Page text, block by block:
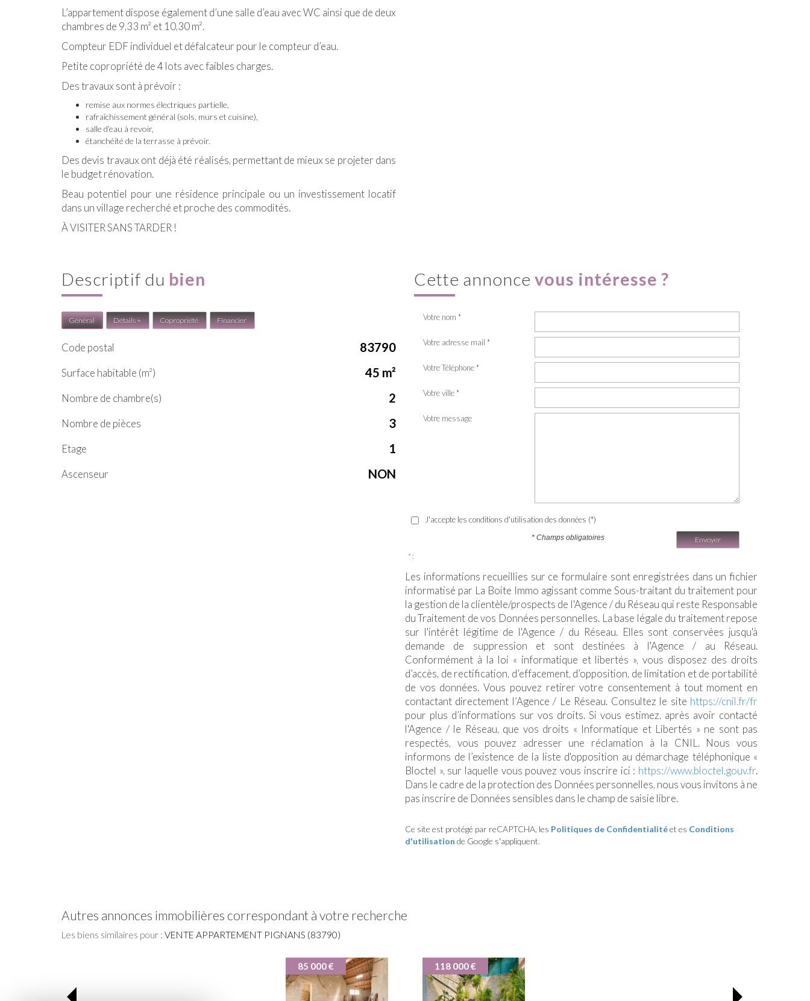
L’appartement dispose également d’une salle d’eau avec WC ainsi que de deux
chambres de 9,33 m² et 10,30 m².
Compteur EDF individuel et défalcateur pour le compteur d’eau.
Petite copropriété de 4 lots avec faibles charges.
Des travaux sont à prévoir :
remise aux normes électriques partielle,
rafraîchissement général (sols, murs et cuisine),
salle d’eau à revoir,
étanchéité de la terrasse à prévoir.
Des devis travaux ont déjà été réalisés, permettant de mieux se projeter dans
le budget rénovation.
Beau potentiel pour une résidence principale ou un investissement locatif
dans un village recherché et proche des commodités.
À VISITER SANS TARDER !
descriptif du bien
Général Détails + Copropriété Financier
Code postal 83790
Surface habitable (m²) 45 m²
Nombre de chambre(s) 2
Nombre de pièces 3
Etage 1
Ascenseur NON
cette annonce vous intéresse ?
Votre nom *
Votre adresse mail *
Votre Téléphone *
Votre ville *
Votre message
J'accepte les conditions d'utilisation des données (*)
Envoyer
* Champs obligatoires
* :
Les informations recueillies sur ce formulaire sont enregistrées dans un fichier
informatisé par La Boite Immo agissant comme Sous-traitant du traitement pour
la gestion de la clientèle/prospects de l'Agence / du Réseau qui reste Responsable
du Traitement de vos Données personnelles. La base légale du traitement repose
sur l'intérêt légitime de l'Agence / du Réseau. Elles sont conservées jusqu'à
demande de suppression et sont destinées à l'Agence / au Réseau.
Conformément à la loi « informatique et libertés », vous disposez des droits
d’accès, de rectification, d’effacement, d’opposition, de limitation et de portabilité
de vos données. Vous pouvez retirer votre consentement à tout moment en
contactant directement l’Agence / Le Réseau. Consultez le site https://cnil.fr/fr
pour plus d’informations sur vos droits. Si vous estimez, après avoir contacté
l'Agence / le Réseau, que vos droits « Informatique et Libertés » ne sont pas
respectés, vous pouvez adresser une réclamation à la CNIL. Nous vous
informons de l’existence de la liste d'opposition au démarchage téléphonique «
Bloctel », sur laquelle vous pouvez vous inscrire ici : https://www.bloctel.gouv.fr.
Dans le cadre de la protection des Données personnelles, nous vous invitons à ne
pas inscrire de Données sensibles dans le champ de saisie libre.
Ce site est protégé par reCAPTCHA, les Politiques de Confidentialitéet es Conditions
d'utilisation de Google s'appliquent.
autres annonces immobilières correspondant à votre recherche
Les biens similaires pour : VENTE APPARTEMENT PIGNANS (83790)
85 000 € 118 000 €